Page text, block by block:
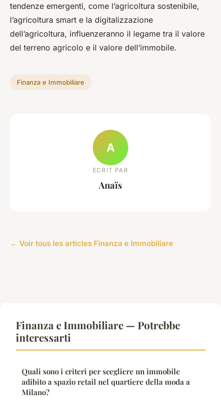
tendenze emergenti, come l’agricoltura sostenibile,
l’agricoltura smart e la digitalizzazione
dell’agricoltura, influenzeranno il legame tra il valore
del terreno agricolo e il valore dell’immobile.
Finanza e Immobiliare
A
ECRIT PAR
Anaïs
← Voir tous les articles Finanza e Immobiliare
Finanza e Immobiliare — Potrebbe
interessarti
Quali sono i criteri per scegliere un immobile
adibito a spazio retail nel quartiere della moda a
Milano?